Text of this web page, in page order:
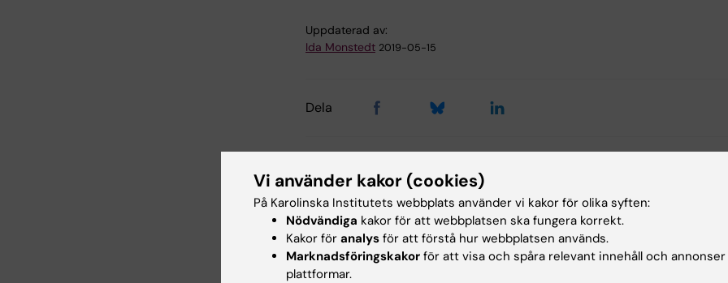
Uppdaterad av:
Ida Monstedt 2019-05-15
Dela
Relaterade artiklar
Vi använder kakor (cookies)
På Karolinska Institutets webbplats använder vi kakor för olika syften:
Nödvändiga kakor för att webbplatsen ska fungera korrekt.
Kakor för analys för att förstå hur webbplatsen används.
Marknadsföringskakor för att visa och spåra relevant innehåll och
plattformar.